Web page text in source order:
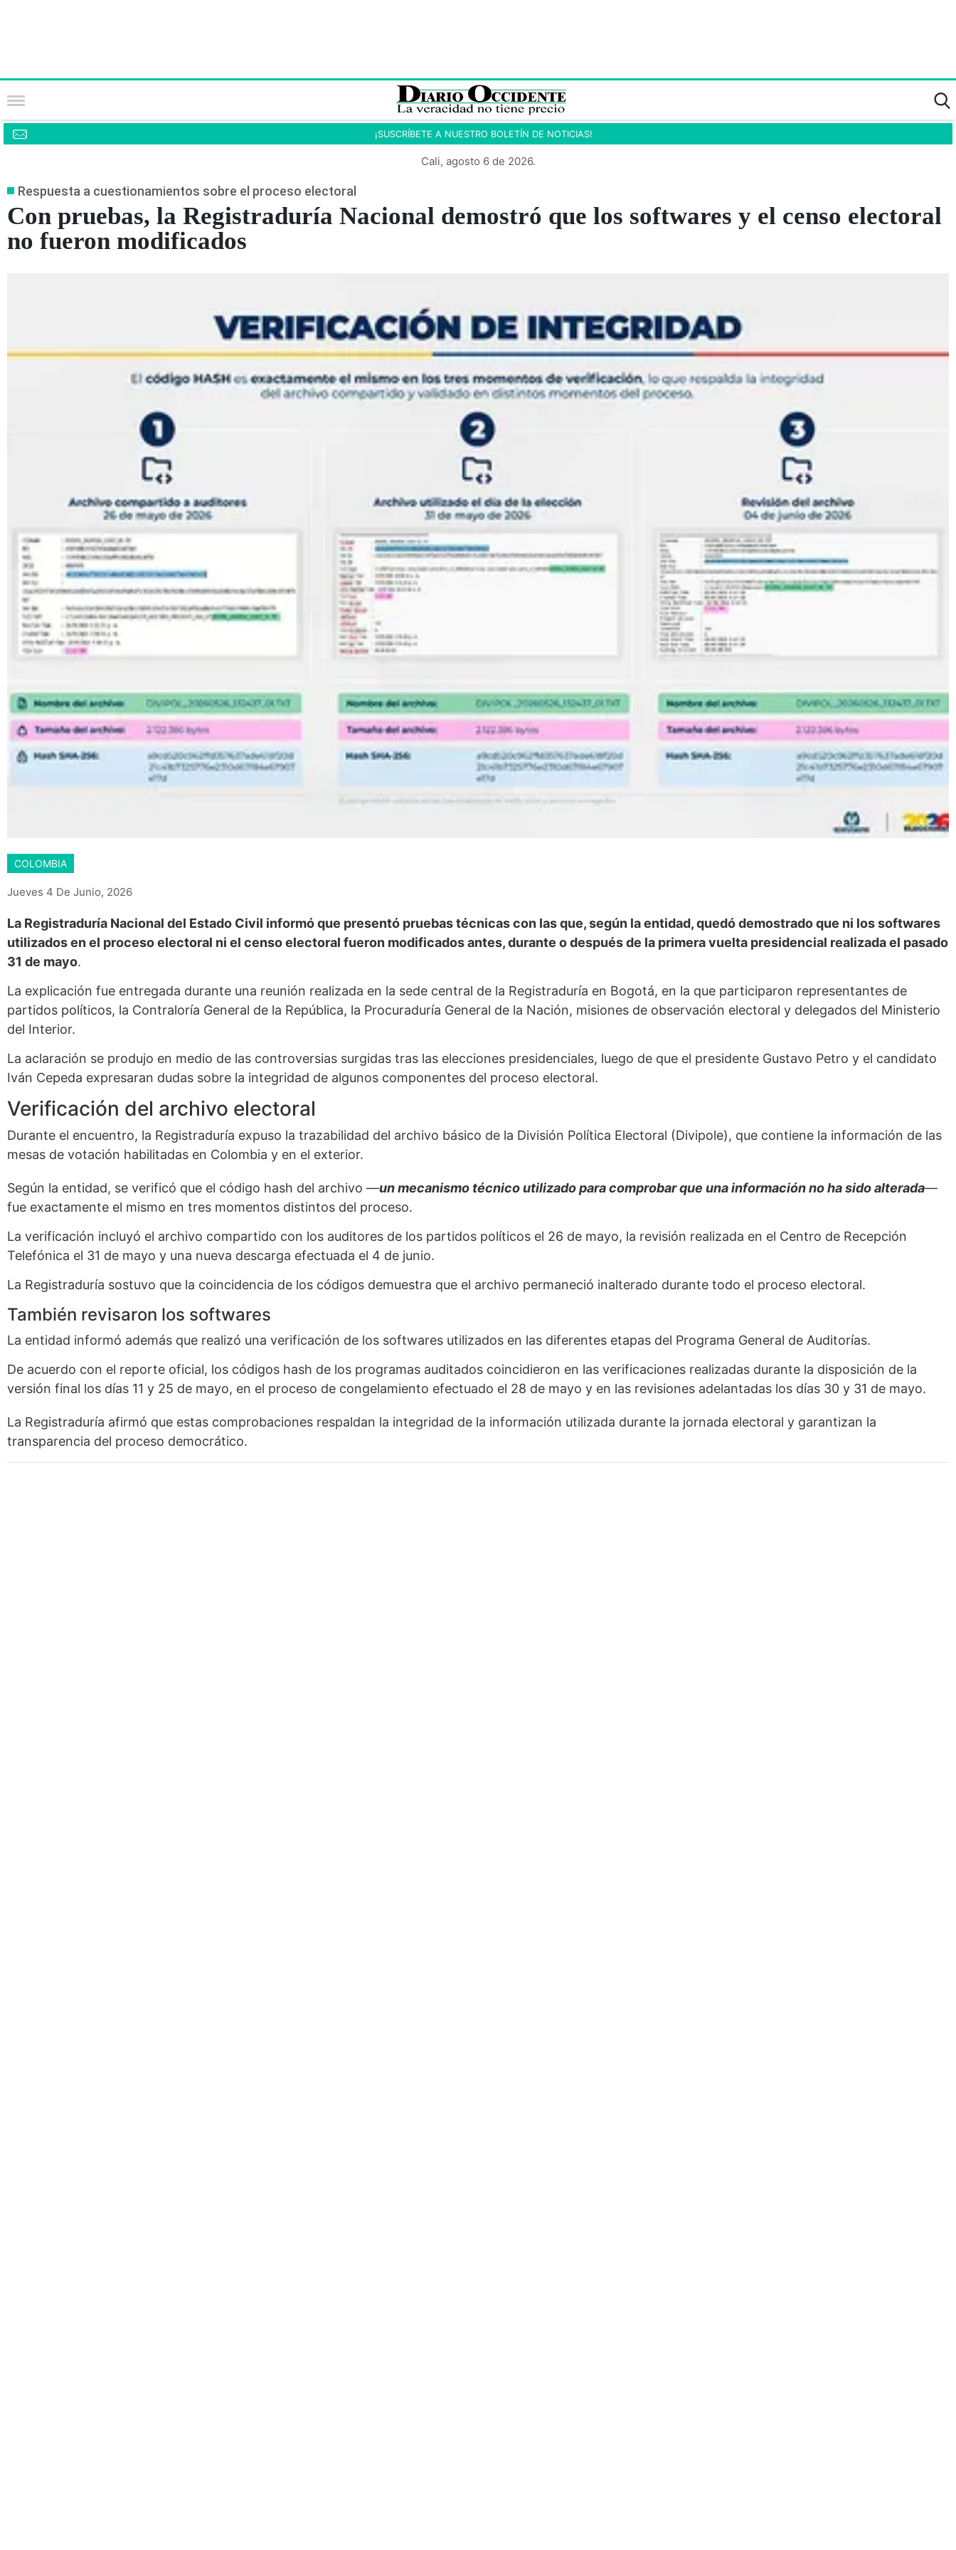
¡SUSCRÍBETE A NUESTRO BOLETÍN DE NOTICIAS!
Cali, agosto 6 de 2026.
Respuesta a cuestionamientos sobre el proceso electoral
Con pruebas, la Registraduría Nacional demostró que los softwares y el censo electoral
no fueron modificados
COLOMBIA
Jueves 4 De Junio, 2026
La Registraduría Nacional del Estado Civil informó que presentó pruebas técnicas con las que, según la entidad, quedó demostrado que ni los softwares
utilizados en el proceso electoral ni el censo electoral fueron modificados antes, durante o después de la primera vuelta presidencial realizada el pasado
31 de mayo.
La explicación fue entregada durante una reunión realizada en la sede central de la Registraduría en Bogotá, en la que participaron representantes de
partidos políticos, la Contraloría General de la República, la Procuraduría General de la Nación, misiones de observación electoral y delegados del Ministerio
del Interior.
La aclaración se produjo en medio de las controversias surgidas tras las elecciones presidenciales, luego de que el presidente Gustavo Petro y el candidato
Iván Cepeda expresaran dudas sobre la integridad de algunos componentes del proceso electoral.
Verificación del archivo electoral
Durante el encuentro, la Registraduría expuso la trazabilidad del archivo básico de la División Política Electoral (Divipole), que contiene la información de las
mesas de votación habilitadas en Colombia y en el exterior.
Según la entidad, se verificó que el código hash del archivo —un mecanismo técnico utilizado para comprobar que una información no ha sido alterada—
fue exactamente el mismo en tres momentos distintos del proceso.
La verificación incluyó el archivo compartido con los auditores de los partidos políticos el 26 de mayo, la revisión realizada en el Centro de Recepción
Telefónica el 31 de mayo y una nueva descarga efectuada el 4 de junio.
La Registraduría sostuvo que la coincidencia de los códigos demuestra que el archivo permaneció inalterado durante todo el proceso electoral.
También revisaron los softwares
La entidad informó además que realizó una verificación de los softwares utilizados en las diferentes etapas del Programa General de Auditorías.
De acuerdo con el reporte oficial, los códigos hash de los programas auditados coincidieron en las verificaciones realizadas durante la disposición de la
versión final los días 11 y 25 de mayo, en el proceso de congelamiento efectuado el 28 de mayo y en las revisiones adelantadas los días 30 y 31 de mayo.
La Registraduría afirmó que estas comprobaciones respaldan la integridad de la información utilizada durante la jornada electoral y garantizan la
transparencia del proceso democrático.